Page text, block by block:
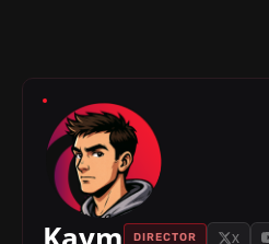
DIRECTOR X